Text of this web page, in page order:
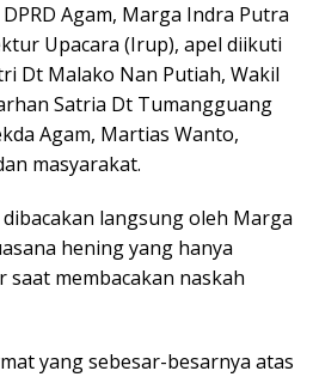
Agam, Marga Indra Putra
Upacara (Irup), apel diikuti
Dt Malako Nan Putiah, Wakil
Satria Dt Tumangguang
Agam, Martias Wanto,
masyarakat.
langsung oleh Marga
hening yang hanya
saat membacakan naskah
yang sebesar-besarnya atas